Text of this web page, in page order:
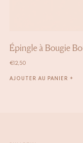
Épingle à Bougie
€ 12,50
AJOUTER AU PANIER +